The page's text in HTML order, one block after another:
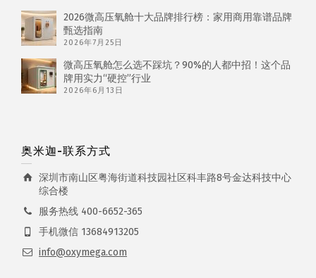
2026微高压氧舱十大品牌排行榜：家用商用靠谱品牌
甄选指南
2026年7月25日
微高压氧舱怎么选不踩坑？90%的人都中招！这个品
牌用实力“硬控”行业
2026年6月13日
奥米迦-联系方式
深圳市南山区粤海街道科技园社区科丰路8号金达科技中心
综合楼
服务热线 400-6652-365
手机微信 13684913205
info@oxymega.com